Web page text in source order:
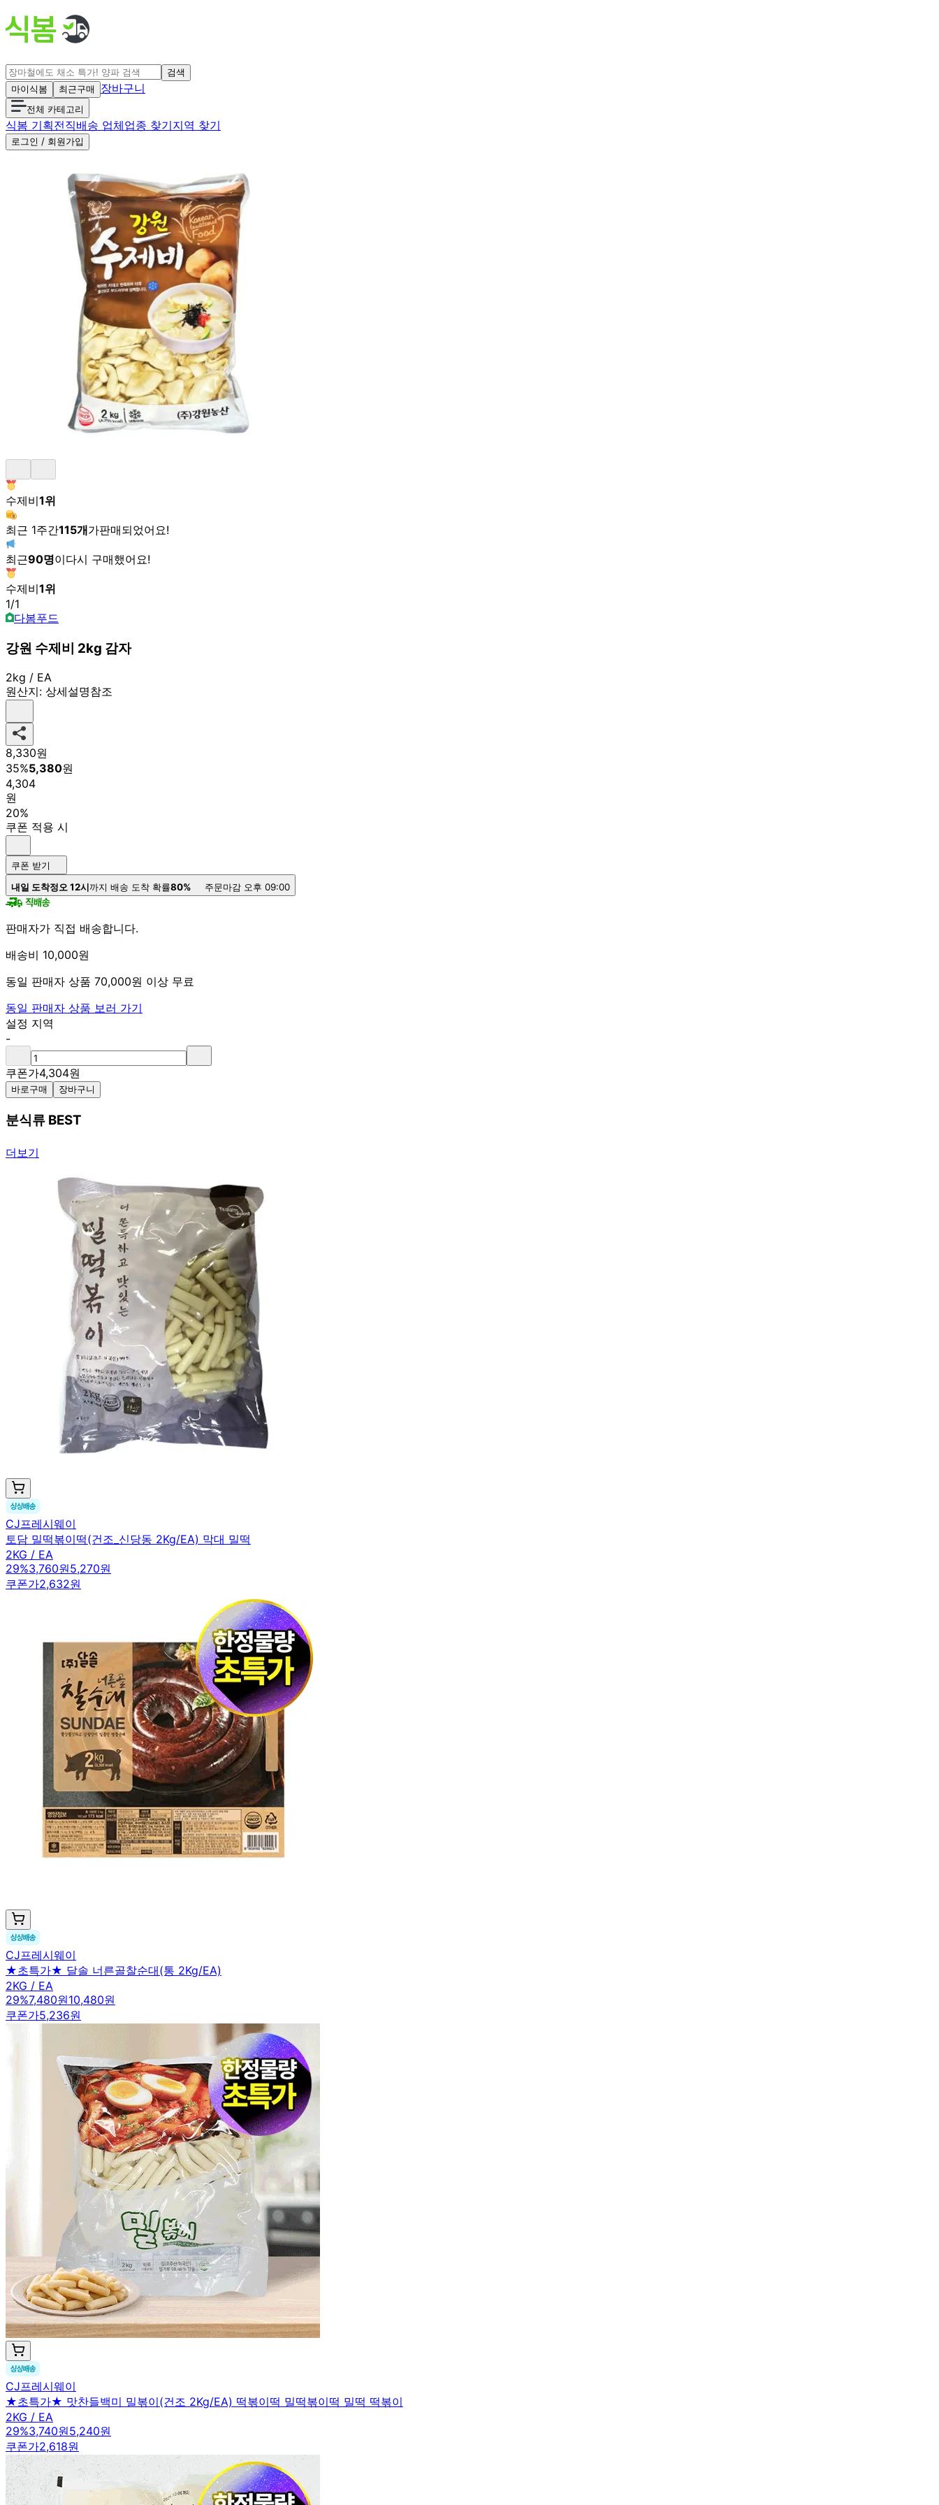
검색
마이식봄
최근구매 장바구니
전체 카테고리
식봄 기획전직배송 업체업종 찾기지역 찾기
로그인 / 회원가입
수제비1위
최근 1주간115개가판매되었어요!
최근90명이다시 구매했어요!
수제비1위
1/1
다봄푸드
강원 수제비 2kg 감자
2kg / EA
원산지: 상세설명참조
8,330원
35%5,380원
4,304
원
20%
쿠폰 적용 시
쿠폰 받기
내일 도착정오 12시까지 배송 도착 확률80% 주문마감 오후 09:00
판매자가 직접 배송합니다.
배송비 10,000원
동일 판매자 상품 70,000원 이상 무료
동일 판매자 상품 보러 가기
설정 지역
-
쿠폰가4,304원
바로구매 장바구니
분식류 BEST
더보기
CJ프레시웨이
토담 밀떡볶이떡(건조_신당동 2Kg/EA) 막대 밀떡
2KG / EA
29%3,760원5,270원
쿠폰가2,632원
CJ프레시웨이
★초특가★ 달솔 너른골찰순대(통 2Kg/EA)
2KG / EA
29%7,480원10,480원
쿠폰가5,236원
CJ프레시웨이
★초특가★ 맛찬들백미 밀볶이(건조 2Kg/EA) 떡볶이떡 밀떡볶이떡 밀떡 떡볶이
2KG / EA
29%3,740원5,240원
쿠폰가2,618원